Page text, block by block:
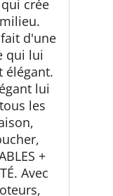
crée
fait d'une
qui lui
élégant.
lui
les
+
Avec